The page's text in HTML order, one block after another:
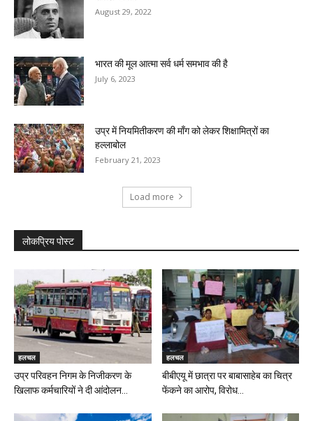
August 29, 2022
भारत की मूल आत्मा सर्व धर्म समभाव की है
July 6, 2023
उप्र में नियमितीकरण की माँग को लेकर शिक्षामित्रों का
हल्लाबोल
February 21, 2023
Load more
लोकप्रिय पोस्ट
हलचल
उप्र परिवहन निगम के निजीकरण के
खिलाफ कर्मचारियों ने दी आंदोलन...
हलचल
बीबीएयू में छात्रा पर बाबासाहेब का चित्र
फेंकने का आरोप, विरोध...